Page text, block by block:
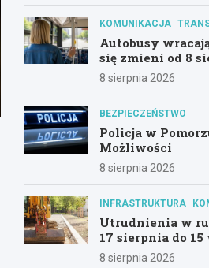
KOMUNIKACJA
Autobusy
się zmieni od 8
8 sierpnia 2026
BEZPIECZEŃSTWO
Policja w
Możliwości
8 sierpnia 2026
INFRASTRUKTURA
Utrudnienia w
17 sierpnia do
modernizacji
8 sierpnia 2026